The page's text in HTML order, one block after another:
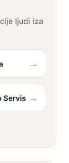
ljudi iza
→
Servis →